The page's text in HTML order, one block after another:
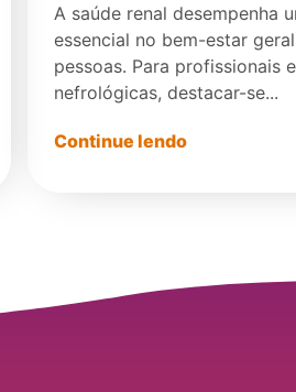
em Conexões de
Confiança Online
A saúde renal desempenha
essencial no bem-estar
pessoas. Para profissionais
nefrológicas, destacar-se...
Continue lendo